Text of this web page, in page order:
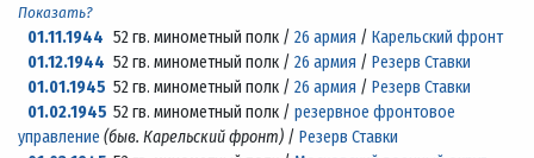
Показать?
01.11.1944 52 гв. минометный полк /26 армия /Карельский фронт
01.12.194452 гв. минометный полк /26 армия /Резерв Ставки
01.01.194552 гв. минометный полк /26 армия /Резерв Ставки
01.02.194552 гв. минометный полк /резервное фронтовое
управление (быв. Карельский фронт) / Резерв Ставки